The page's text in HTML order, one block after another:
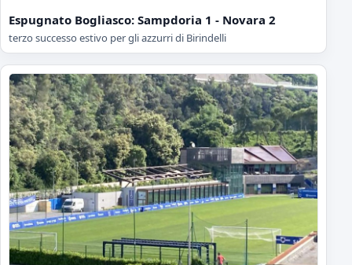
Espugnato Bogliasco: Sampdoria 1 - Novara 2
terzo successo estivo per gli azzurri di Birindelli